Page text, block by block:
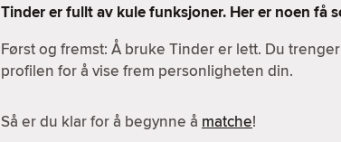
Tinder er fullt av kule funksjoner. Her er noen få
Først og fremst: Å bruke Tinder er lett. Du
profilen for å vise frem personligheten din.
Så er du klar for å begynne å matche!